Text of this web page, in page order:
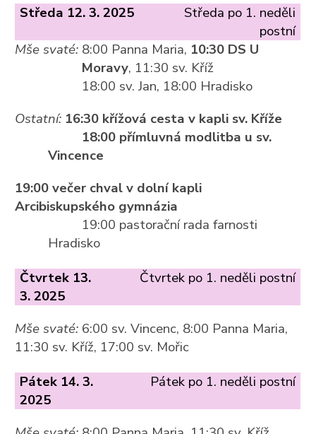
Středa 12. 3. 2025
Středa po 1. neděli
postní
Mše svaté: 8:00 Panna Maria, 10:30 DS U
Moravy, 11:30 sv. Kříž
18:00 sv. Jan, 18:00 Hradisko
Ostatní: 16:30 křížová cesta v kapli sv. Kříže
18:00 přímluvná modlitba u sv.
Vincence
19:00 večer chval v dolní kapli
Arcibiskupského gymnázia
19:00 pastorační rada farnosti
Hradisko
Čtvrtek 13.
3. 2025
Čtvrtek po 1. neděli postní
Mše svaté: 6:00 sv. Vincenc, 8:00 Panna Maria,
11:30 sv. Kříž, 17:00 sv. Mořic
Pátek 14. 3.
2025
Pátek po 1. neděli postní